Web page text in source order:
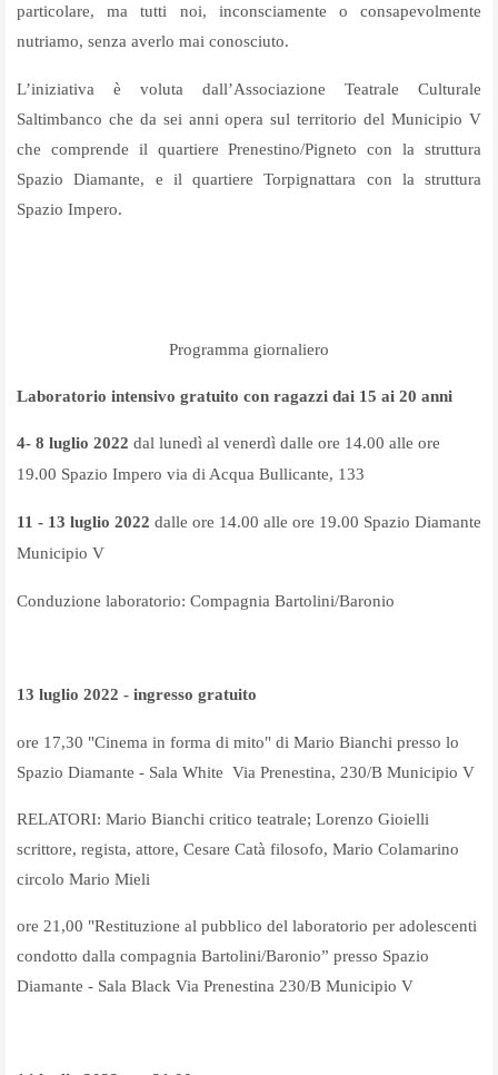
particolare, ma tutti noi, inconsciamente o consapevolmente
nutriamo, senza averlo mai conosciuto.
L’iniziativa è voluta dall’Associazione Teatrale Culturale
Saltimbanco che da sei anni opera sul territorio del Municipio V
che comprende il quartiere Prenestino/Pigneto con la struttura
Spazio Diamante, e il quartiere Torpignattara con la struttura
Spazio Impero.
Programma giornaliero
Laboratorio intensivo gratuito con ragazzi dai 15 ai 20 anni
4- 8 luglio 2022 dal lunedì al venerdì dalle ore 14.00 alle ore
19.00 Spazio Impero via di Acqua Bullicante, 133
11 - 13 luglio 2022 dalle ore 14.00 alle ore 19.00 Spazio Diamante
Municipio V
Conduzione laboratorio: Compagnia Bartolini/Baronio
13 luglio 2022 - ingresso gratuito
ore 17,30 "Cinema in forma di mito" di Mario Bianchi presso lo
Spazio Diamante - Sala White Via Prenestina, 230/B Municipio V
RELATORI: Mario Bianchi critico teatrale; Lorenzo Gioielli
scrittore, regista, attore, Cesare Catà filosofo, Mario Colamarino
circolo Mario Mieli
ore 21,00 "Restituzione al pubblico del laboratorio per adolescenti
condotto dalla compagnia Bartolini/Baronio” presso Spazio
Diamante - Sala Black Via Prenestina 230/B Municipio V